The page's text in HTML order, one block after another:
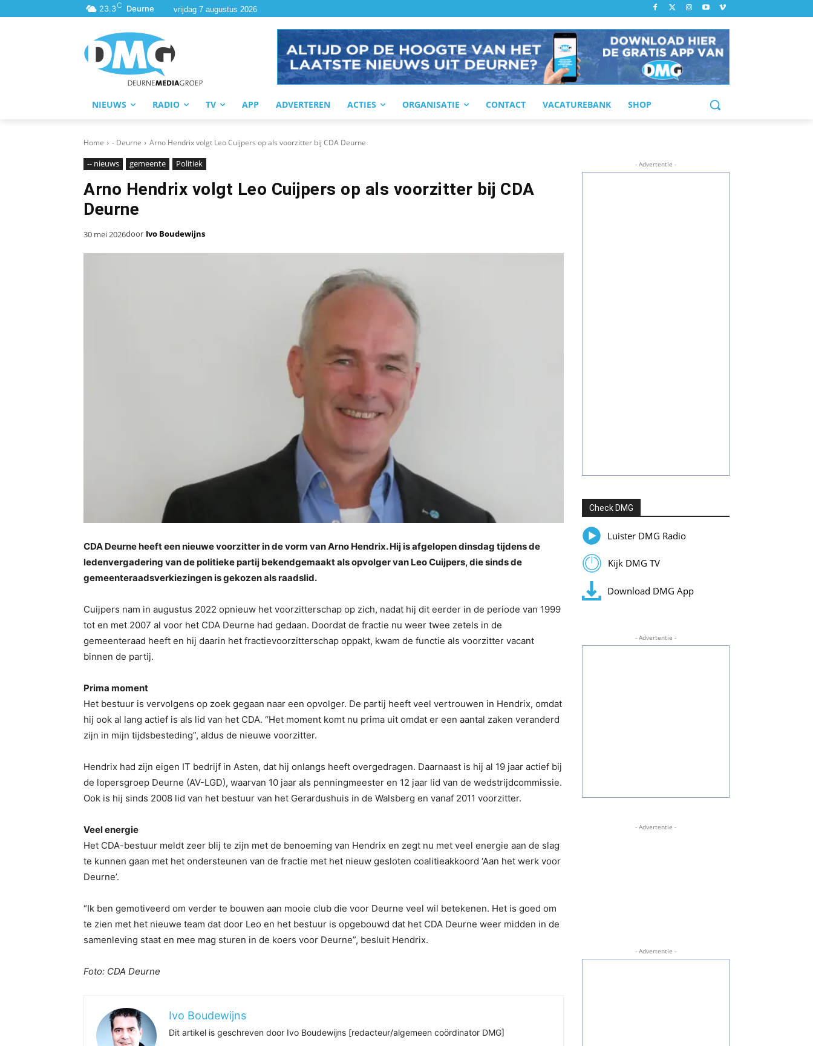
23.3C Deurne vrijdag 7 augustus 2026
NIEUWS RADIO TV APP ADVERTEREN ACTIES ORGANISATIE CONTACT VACATUREBANK SHOP
Home - Deurne Arno Hendrix volgt Leo Cuijpers op als voorzitter bij CDA Deurne
-- nieuws gemeente Politiek
Arno Hendrix volgt Leo Cuijpers op als voorzitter bij CDA
Deurne
30 mei 2026door Ivo Boudewijns
CDA Deurne heeft een nieuwe voorzitter in de vorm van Arno Hendrix. Hij is afgelopen dinsdag tijdens de
ledenvergadering van de politieke partij bekendgemaakt als opvolger van Leo Cuijpers, die sinds de
gemeenteraadsverkiezingen is gekozen als raadslid.
Cuijpers nam in augustus 2022 opnieuw het voorzitterschap op zich, nadat hij dit eerder in de periode van 1999
tot en met 2007 al voor het CDA Deurne had gedaan. Doordat de fractie nu weer twee zetels in de
gemeenteraad heeft en hij daarin het fractievoorzitterschap oppakt, kwam de functie als voorzitter vacant
binnen de partij.
Prima moment
Het bestuur is vervolgens op zoek gegaan naar een opvolger. De partij heeft veel vertrouwen in Hendrix, omdat
hij ook al lang actief is als lid van het CDA. “Het moment komt nu prima uit omdat er een aantal zaken veranderd
zijn in mijn tijdsbesteding”, aldus de nieuwe voorzitter.
Hendrix had zijn eigen IT bedrijf in Asten, dat hij onlangs heeft overgedragen. Daarnaast is hij al 19 jaar actief bij
de lopersgroep Deurne (AV-LGD), waarvan 10 jaar als penningmeester en 12 jaar lid van de wedstrijdcommissie.
Ook is hij sinds 2008 lid van het bestuur van het Gerardushuis in de Walsberg en vanaf 2011 voorzitter.
Veel energie
Het CDA-bestuur meldt zeer blij te zijn met de benoeming van Hendrix en zegt nu met veel energie aan de slag
te kunnen gaan met het ondersteunen van de fractie met het nieuw gesloten coalitieakkoord ‘Aan het werk voor
Deurne’.
“Ik ben gemotiveerd om verder te bouwen aan mooie club die voor Deurne veel wil betekenen. Het is goed om
te zien met het nieuwe team dat door Leo en het bestuur is opgebouwd dat het CDA Deurne weer midden in de
samenleving staat en mee mag sturen in de koers voor Deurne”, besluit Hendrix.
Foto: CDA Deurne
Ivo Boudewijns
Dit artikel is geschreven door Ivo Boudewijns [redacteur/algemeen coördinator DMG]
- Advertentie -
Check DMG
Luister DMG Radio
Kijk DMG TV
Download DMG App
- Advertentie -
- Advertentie -
- Advertentie -